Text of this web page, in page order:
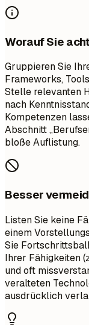
Worauf Sie
Gruppieren Sie
Frameworks,
Stelle relevanten
nach
Kompetenzen
Abschnitt
bloße Auflistung.
Besser
Listen Sie keine
einem
Sie
Ihrer Fähigkeiten
und oft
veralteten
ausdrücklich